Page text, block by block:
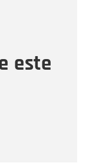
este